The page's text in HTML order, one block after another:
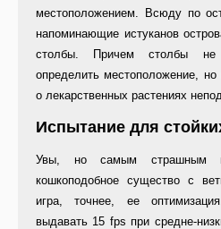
местоположением. Всюду по
напоминающие истуканов
столбы. Причем столбы не
определить местоположение,
о лекарственных растениях
Испытание для
Увы, но самым страшным
кошкоподобное существо с
игра, точнее, ее
выдавать 15 fps при средне-